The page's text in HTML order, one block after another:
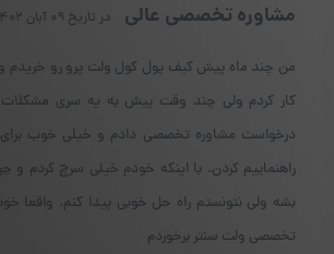
مشاوره تخصصی عالی در تاریخ ۰۹ آبان ۱۴۰۲
من چند ماه پیش کیف پول کول ولت پرو رو
کار کردم ولی چند وقت پیش به یه سری مشکلات
درخواست مشاوره تخصصی دادم و خیلی خوب
راهنماییم کردن. با اینکه خودم خیلی سرچ کردم و
بشه ولی نتونستم راه حل خوبی پیدا کنم. واقعا
تخصصی ولت سنتر برخوردم